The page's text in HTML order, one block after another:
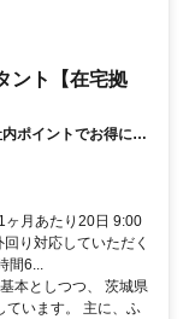
ント【在宅拠
ポイントでお得に買
ヶ月あたり20日 9:00
り対応していただく
間6...
本としつつ、 茨城県
ています。 主に、ふ